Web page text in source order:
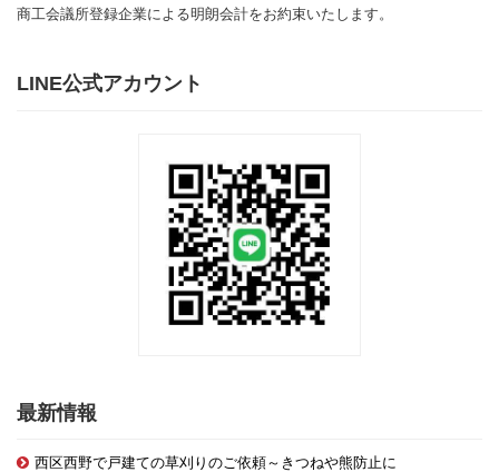
商工会議所登録企業による明朗会計をお約束いたします。
LINE公式アカウント
最新情報
西区西野で戸建ての草刈りのご依頼～きつねや熊防止に